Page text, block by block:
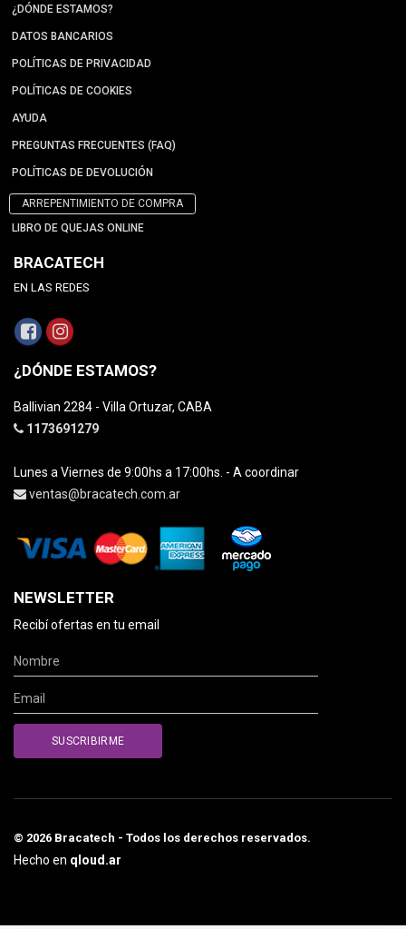
¿DÓNDE ESTAMOS?
DATOS BANCARIOS
POLÍTICAS DE PRIVACIDAD
POLÍTICAS DE COOKIES
AYUDA
PREGUNTAS FRECUENTES (FAQ)
POLÍTICAS DE DEVOLUCIÓN
ARREPENTIMIENTO DE COMPRA
LIBRO DE QUEJAS ONLINE
BRACATECH
EN LAS REDES
¿DÓNDE ESTAMOS?
Ballivian 2284 - Villa Ortuzar, CABA
1173691279
Lunes a Viernes de 9:00hs a 17:00hs. - A coordinar
ventas@bracatech.com.ar
NEWSLETTER
Recibí ofertas en tu email
© 2026 Bracatech - Todos los derechos reservados.
Hecho en qloud.ar